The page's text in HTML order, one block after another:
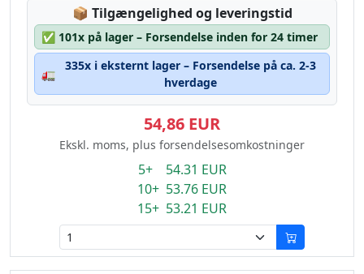
📦 Lagerstatus:
Tilgængelighed og leveringstid
✅ 101x på lager – Forsendelse inden for 24 timer
🚛
335x i eksternt lager – Forsendelse på ca. 2-3
hverdage
54,86 EUR
Ekskl. moms, plus forsendelsesomkostninger
5+ 54.31 EUR
10+ 53.76 EUR
15+ 53.21 EUR